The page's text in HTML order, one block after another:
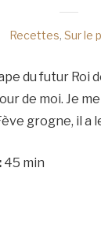
Recettes, Sur le
du futur
de moi. Je
grogne, il
45 min